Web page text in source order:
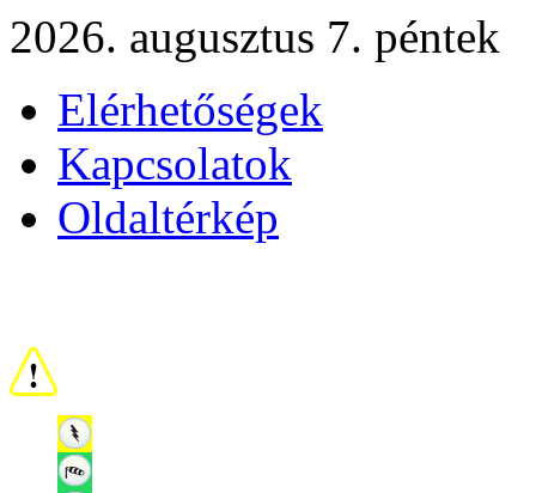
2026. augusztus 7. péntek
Elérhetőségek
Kapcsolatok
Oldaltérkép